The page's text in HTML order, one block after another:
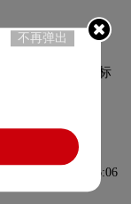
明出处为诗宸标
。
于2023-04-08 09:26:06
不再弹出